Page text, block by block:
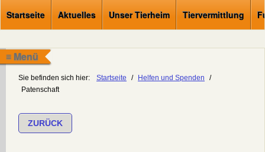
Startseite Aktuelles Unser Tierheim Tiervermittlung
≡ Menü
Sie befinden sich hier: Startseite / Helfen und Spenden
/
Patenschaft
ZURÜCK